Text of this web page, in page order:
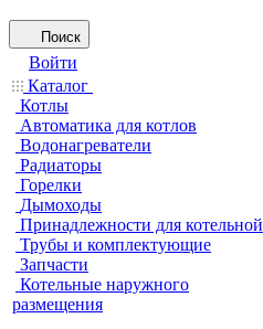
Поиск
Войти
Каталог
Котлы
Автоматика для котлов
Водонагреватели
Радиаторы
Горелки
Дымоходы
Принадлежности для котельной
Трубы и комплектующие
Запчасти
Котельные наружного
размещения